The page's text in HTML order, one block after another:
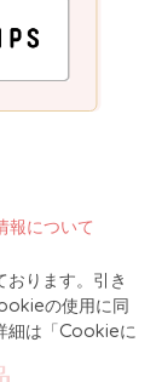
報について
ります。引き
の使用に同
細は「Cookieに